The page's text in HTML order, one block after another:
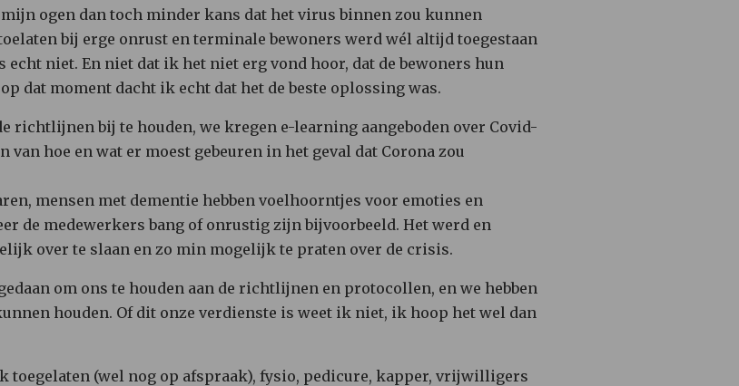
ogen dan toch minder kans dat het virus binnen zou kunnen
bij erge onrust en terminale bewoners werd wél altijd toegestaan
echt niet. En niet dat ik het niet erg vond hoor, dat de bewoners hun
dat moment dacht ik echt dat het de beste oplossing was.
richtlijnen bij te houden, we kregen e-learning aangeboden over Covid-
hoe en wat er moest gebeuren in het geval dat Corona zou
mensen met dementie hebben voelhoorntjes voor emoties en
de medewerkers bang of onrustig zijn bijvoorbeeld. Het werd en
over te slaan en zo min mogelijk te praten over de crisis.
om ons te houden aan de richtlijnen en protocollen, en we hebben
houden. Of dit onze verdienste is weet ik niet, ik hoop het wel dan
toegelaten (wel nog op afspraak), fysio, pedicure, kapper, vrijwilligers